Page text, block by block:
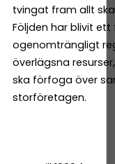
tvingat fram allt
Följden har blivit
ogenomträngligt
överlägsna
ska förfoga över
storföretagen.